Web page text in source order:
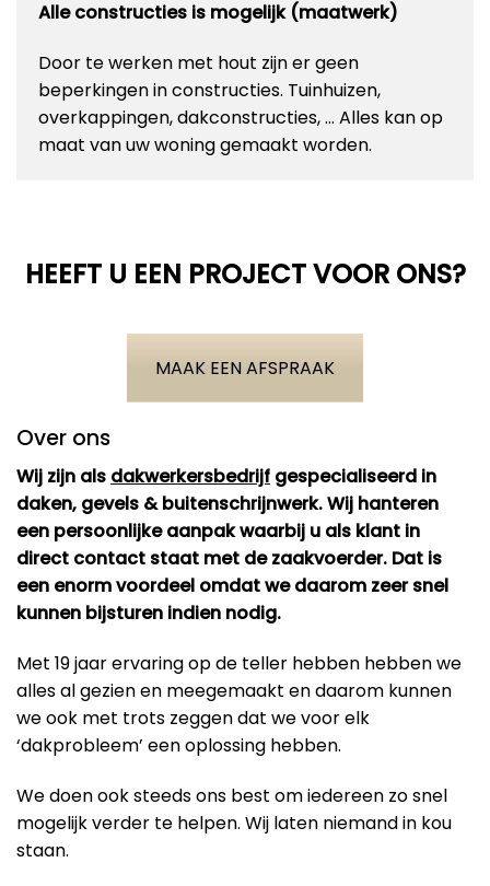
Alle constructies is mogelijk (maatwerk)
Door te werken met hout zijn er geen
beperkingen in constructies. Tuinhuizen,
overkappingen, dakconstructies, … Alles kan op
maat van uw woning gemaakt worden.
HEEFT U EEN PROJECT VOOR ONS?
MAAK EEN AFSPRAAK
Over ons
Wij zijn als dakwerkersbedrijf gespecialiseerd in
daken, gevels & buitenschrijnwerk. Wij hanteren
een persoonlijke aanpak waarbij u als klant in
direct contact staat met de zaakvoerder. Dat is
een enorm voordeel omdat we daarom zeer snel
kunnen bijsturen indien nodig.
Met 19 jaar ervaring op de teller hebben hebben we
alles al gezien en meegemaakt en daarom kunnen
we ook met trots zeggen dat we voor elk
‘dakprobleem’ een oplossing hebben.
We doen ook steeds ons best om iedereen zo snel
mogelijk verder te helpen. Wij laten niemand in kou
staan.